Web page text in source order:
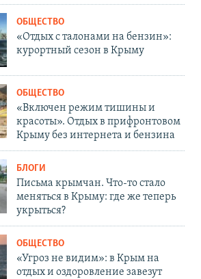
ОБЩЕСТВО
«Отдых с талонами на бензин»:
курортный сезон в Крыму
ОБЩЕСТВО
«Включен режим тишины и
красоты». Отдых в прифронтовом
Крыму без интернета и бензина
БЛОГИ
Письма крымчан. Что-то стало
меняться в Крыму: где же теперь
укрыться?
ОБЩЕСТВО
«Угроз не видим»: в Крым на
отдых и оздоровление завезут